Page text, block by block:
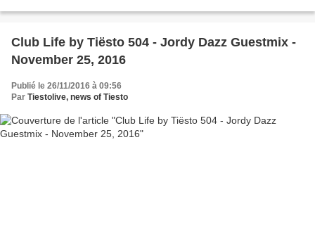
Club Life by Tiësto 504 - Jordy Dazz Guestmix -
November 25, 2016
Publié le 26/11/2016 à 09:56
Par Tiestolive, news of Tiesto